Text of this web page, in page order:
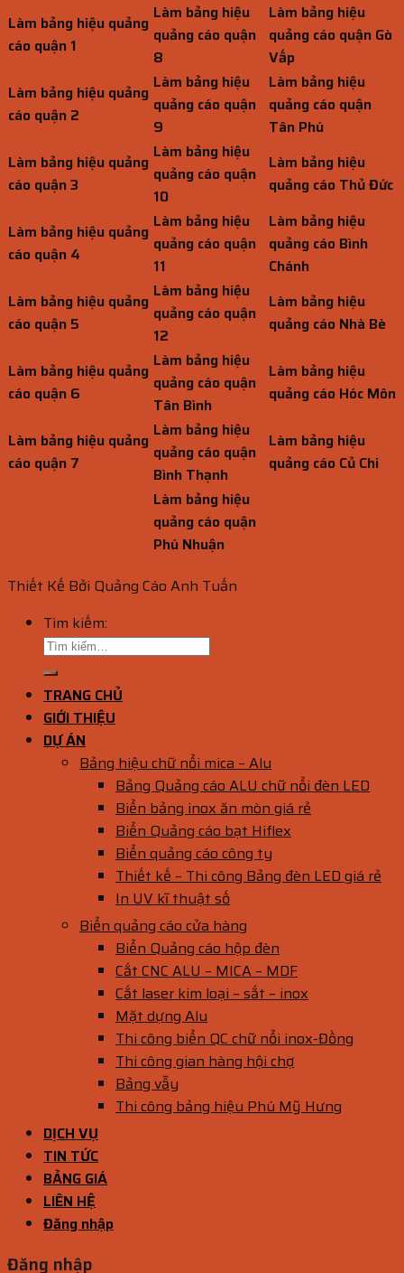
Làm bảng hiệu quảng
cáo quận 1
Làm bảng hiệu
quảng cáo quận
8
Làm bảng hiệu
quảng cáo quận Gò
Vấp
Làm bảng hiệu quảng
cáo quận 2
Làm bảng hiệu
quảng cáo quận
9
Làm bảng hiệu
quảng cáo quận
Tân Phú
Làm bảng hiệu quảng
cáo quận 3
Làm bảng hiệu
quảng cáo quận
10
Làm bảng hiệu
quảng cáo Thủ Đức
Làm bảng hiệu quảng
cáo quận 4
Làm bảng hiệu
quảng cáo quận
11
Làm bảng hiệu
quảng cáo Bình
Chánh
Làm bảng hiệu quảng
cáo quận 5
Làm bảng hiệu
quảng cáo quận
12
Làm bảng hiệu
quảng cáo Nhà Bè
Làm bảng hiệu quảng
cáo quận 6
Làm bảng hiệu
quảng cáo quận
Tân Bình
Làm bảng hiệu
quảng cáo Hóc Môn
Làm bảng hiệu quảng
cáo quận 7
Làm bảng hiệu
quảng cáo quận
Bình Thạnh
Làm bảng hiệu
quảng cáo Củ Chi
Làm bảng hiệu
quảng cáo quận
Phú Nhuận
Thiết Kế Bởi Quảng Cáo Anh Tuấn
Tìm kiếm:
TRANG CHỦ
GIỚI THIỆU
DỰ ÁN
Bảng hiệu chữ nổi mica – Alu
Bảng Quảng cáo ALU chữ nổi đèn LED
Biển bảng inox ăn mòn giá rẻ
Biển Quảng cáo bạt Hiflex
Biển quảng cáo công ty
Thiết kế – Thi công Bảng đèn LED giá rẻ
In UV kĩ thuật số
Biển quảng cáo cửa hàng
Biển Quảng cáo hộp đèn
Cắt CNC ALU – MICA – MDF
Cắt laser kim loại – sắt – inox
Mặt dựng Alu
Thi công biển QC chữ nổi inox-Đồng
Thi công gian hàng hội chợ
Bảng vẫy
Thi công bảng hiệu Phú Mỹ Hưng
DỊCH VỤ
TIN TỨC
BẢNG GIÁ
LIÊN HỆ
Đăng nhập
Đăng nhập